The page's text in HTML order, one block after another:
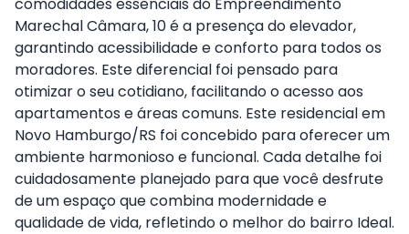
Marechal Câmara, 10 é a presença do elevador,
garantindo acessibilidade e conforto para todos os
moradores. Este diferencial foi pensado para
otimizar o seu cotidiano, facilitando o acesso aos
apartamentos e áreas comuns. Este residencial em
Novo Hamburgo/RS foi concebido para oferecer um
ambiente harmonioso e funcional. Cada detalhe foi
cuidadosamente planejado para que você desfrute
de um espaço que combina modernidade e
qualidade de vida, refletindo o melhor do bairro Ideal.